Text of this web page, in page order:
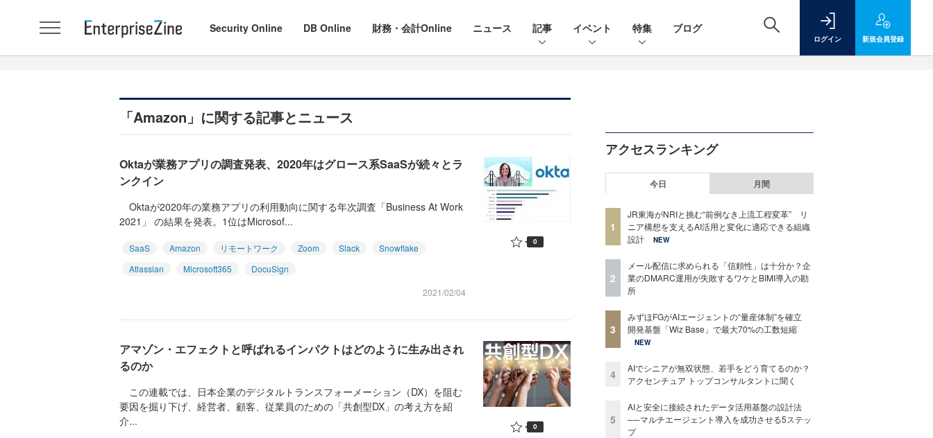
Security Online DB Online 財務・会計Online ニュース 記事 イベント 特集 ブログ
ログイン 新規会員登録
「Amazon」に関する記事とニュース
Oktaが業務アプリの調査発表、2020年はグロース系SaaSが続々とラ
ンクイン
Oktaが2020年の業務アプリの利用動向に関する年次調査「Business At Work
2021」 の結果を発表。1位はMicrosof...
SaaS Amazon リモートワーク Zoom Slack
Snowflake
Atlassian
Microsoft365
DocuSign
2021/02/04
0
アマゾン・エフェクトと呼ばれるインパクトはどのように生み出され
るのか
この連載では、日本企業のデジタルトランスフォーメーション（DX）を阻む
要因を掘り下げ、経営者、顧客、従業員のための「共創型DX」の考え方を紹
介...
0
アクセスランキング
今日 月間
1
JR東海がNRIと挑む“前例なき上流工程変革” リ
ニア構想を支えるAI活用と変化に適応できる組織
設計
NEW
2
メール配信に求められる「信頼性」は十分か？企
業のDMARC運用が失敗するワケとBIMI導入の勘
所
3
みずほFGがAIエージェントの“量産体制”を確立
開発基盤「Wiz Base」で最大70%の工数短縮
NEW
4
AIでシニアが無双状態、若手をどう育てるのか？
アクセンチュア トップコンサルタントに聞く
5
AIと安全に接続されたデータ活用基盤の設計法
──マルチエージェント導入を成功させる5ステッ
プ